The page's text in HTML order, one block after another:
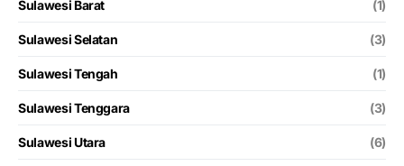
Sulawesi Barat (1)
Sulawesi Selatan (3)
Sulawesi Tengah (1)
Sulawesi Tenggara (3)
Sulawesi Utara (6)